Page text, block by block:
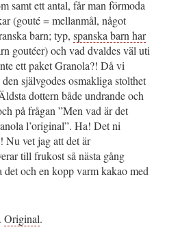
samt ett antal, får man förmoda
(gouté = mellanmål, något
barn; typ, spanska barn har
goutéer) och vad dvaldes väl uti
ett paket Granola?! Då vi
självgodes osmakliga stolthet
dottern både undrande och
på frågan ”Men vad är det
l’original”. Ha! Det ni
vet jag att det är
till frukost så nästa gång
det och en kopp varm kakao med
. Original.